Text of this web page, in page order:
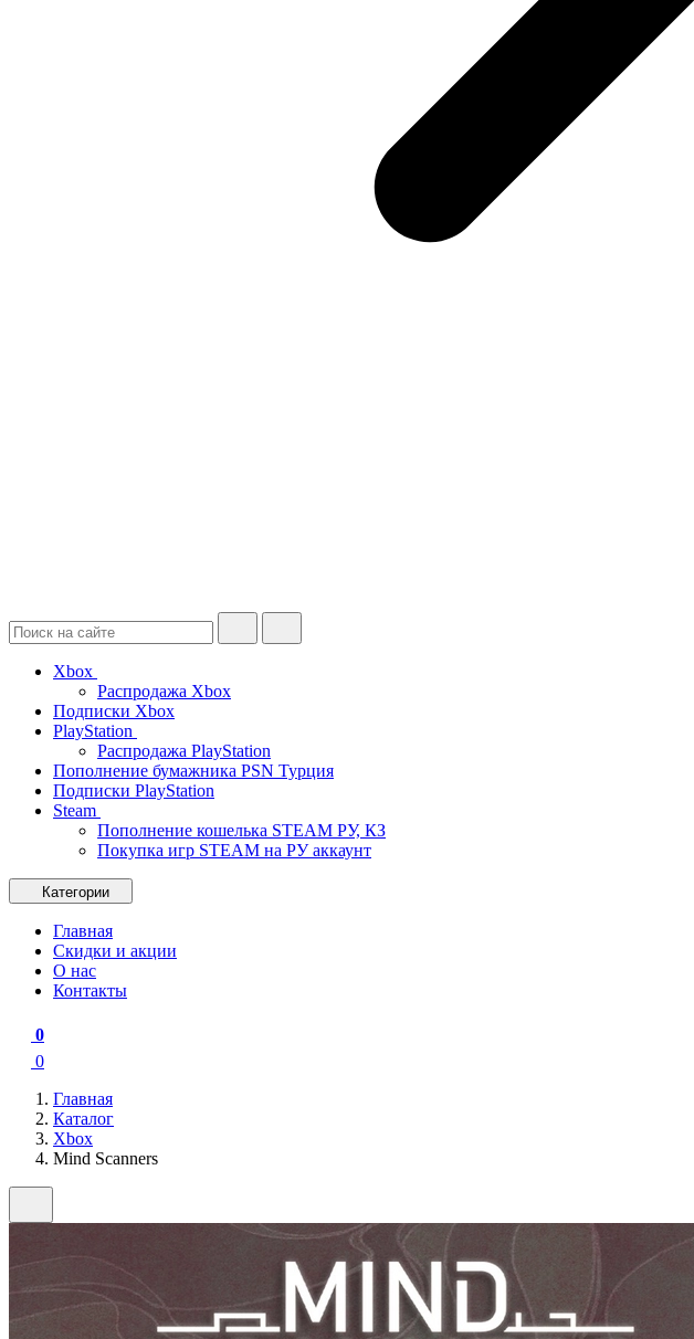
Xbox
Распродажа Xbox
Подписки Xbox
PlayStation
Распродажа PlayStation
Пополнение бумажника PSN Турция
Подписки PlayStation
Steam
Пополнение кошелька STEAM РУ, КЗ
Покупка игр STEAM на РУ аккаунт
Категории
Главная
Скидки и акции
О нас
Контакты
0
0
Главная
Каталог
Xbox
Mind Scanners